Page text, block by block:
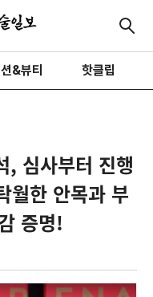
&뷰티 핫클립
, 심사부터 진행
월한 안목과 부
증명!